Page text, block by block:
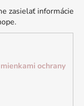
zasielať informácie
ochrany